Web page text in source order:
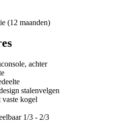
(12 maanden)
achter
stalenvelgen
kogel
1/3 - 2/3